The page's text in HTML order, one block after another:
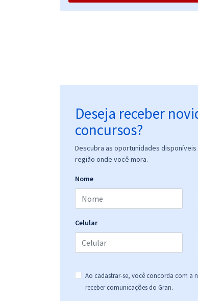
Deseja receber
concursos?
Descubra as oportunidades
região onde você mora.
Nome
Celular
Ao cadastrar-se, você concorda com a
receber comunicações do Gran.